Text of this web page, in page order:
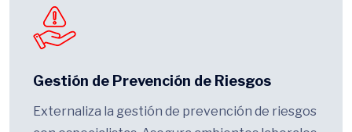
Gestión de Prevención de Riesgos
Externaliza la gestión de prevención de riesgos
con especialistas. Asegura ambientes laborales